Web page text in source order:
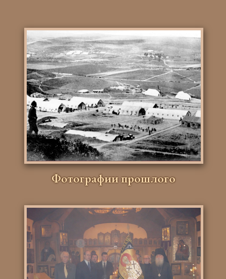
Фотографии прошлого